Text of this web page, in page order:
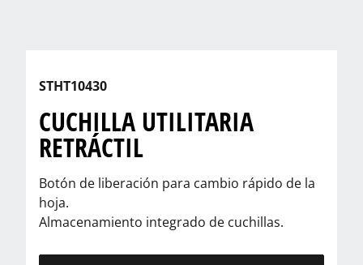
STHT10430
CUCHILLA UTILITARIA
RETRÁCTIL
Botón de liberación para cambio rápido de la
hoja.
Almacenamiento integrado de cuchillas.